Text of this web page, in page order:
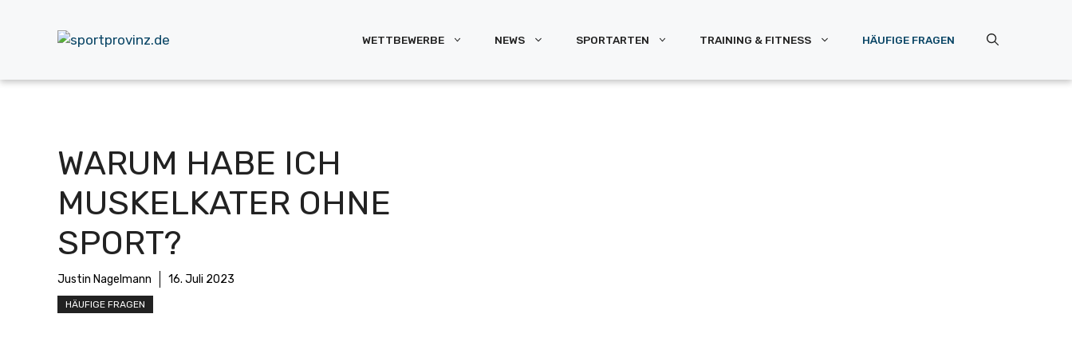
WETTBEWERBE NEWS SPORTARTEN TRAINING & FITNESS HÄUFIGE FRAGEN
WARUM HABE ICH
MUSKELKATER OHNE
SPORT?
Justin Nagelmann 16. Juli 2023
HÄUFIGE FRAGEN